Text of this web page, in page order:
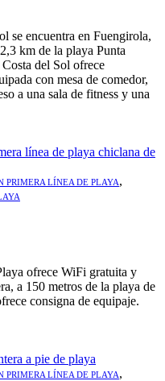
se encuentra en Fuengirola,
km de la playa Punta
del Sol ofrece
con mesa de comedor,
a una sala de fitness y una
PRIMERA LÍNEA DE PLAYA,
ofrece WiFi gratuita y
a 150 metros de la playa de
consigna de equipaje.
PRIMERA LÍNEA DE PLAYA,